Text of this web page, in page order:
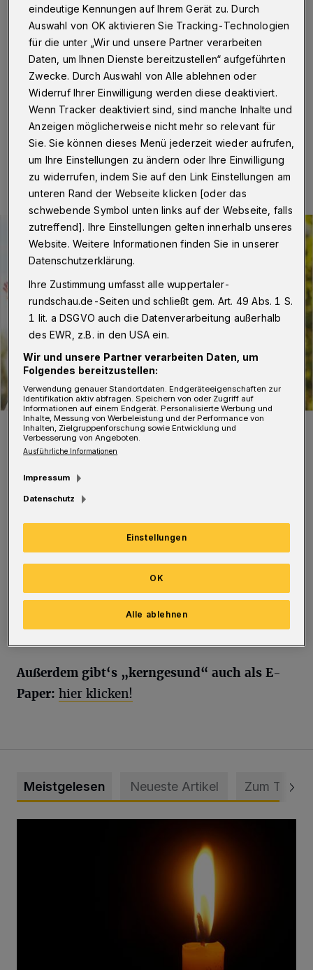
Wuppertal·Mit der neuen Ausgabe des Magazins
„kerngesund“ liefert Ihnen die Rundschau viele wichtige
Anregungen für ein besseres Leben und stellt Partner
aus dem Gesundheits- und Fitnessbereich vor, bei
denen Sie auf dem Weg dahin in besten Händen sind.
Eine Minute Lesezeit
Das Titelbild der neuen Ausgabe.
Foto: Rundschau
medizinischen Einrichtungen in Wuppertal
und liegt bei den Akzenta-Märkten, bei Edeka
Selders in Elberfeld sowie in der Rundschau-
Geschäftsstelle an der Ohligsmühle 7-9
Außerdem gibt‘s „kerngesund“ auch als E-
Paper: hier klicken!
Meistgelesen Neueste Artikel Zum Thema
eindeutige Kennungen auf Ihrem Gerät zu. Durch
Auswahl von OK aktivieren Sie Tracking-Technologien
für die unter „Wir und unsere Partner verarbeiten
Daten, um Ihnen Dienste bereitzustellen“ aufgeführten
Zwecke. Durch Auswahl von Alle ablehnen oder
Widerruf Ihrer Einwilligung werden diese deaktiviert.
Wenn Tracker deaktiviert sind, sind manche Inhalte und
Anzeigen möglicherweise nicht mehr so relevant für
Sie. Sie können dieses Menü jederzeit wieder aufrufen,
um Ihre Einstellungen zu ändern oder Ihre Einwilligung
zu widerrufen, indem Sie auf den Link Einstellungen am
unteren Rand der Webseite klicken [oder das
schwebende Symbol unten links auf der Webseite, falls
zutreffend]. Ihre Einstellungen gelten innerhalb unseres
Website. Weitere Informationen finden Sie in unserer
Datenschutzerklärung.
Ihre Zustimmung umfasst alle wuppertaler-
rundschau.de-Seiten und schließt gem. Art. 49 Abs. 1 S.
1 lit. a DSGVO auch die Datenverarbeitung außerhalb
des EWR, z.B. in den USA ein.
Wir und unsere Partner verarbeiten Daten, um
Folgendes bereitzustellen:
Verwendung genauer Standortdaten. Endgeräteeigenschaften zur
Identifikation aktiv abfragen. Speichern von oder Zugriff auf
Informationen auf einem Endgerät. Personalisierte Werbung und
Inhalte, Messung von Werbeleistung und der Performance von
Inhalten, Zielgruppenforschung sowie Entwicklung und
Verbesserung von Angeboten.
Ausführliche Informationen
Impressum
Datenschutz
Einstellungen
Alle ablehnen
OK